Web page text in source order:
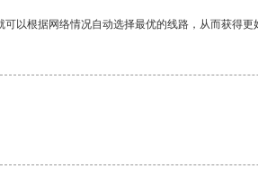
以根据网络情况自动选择最优的线路，从而获得更